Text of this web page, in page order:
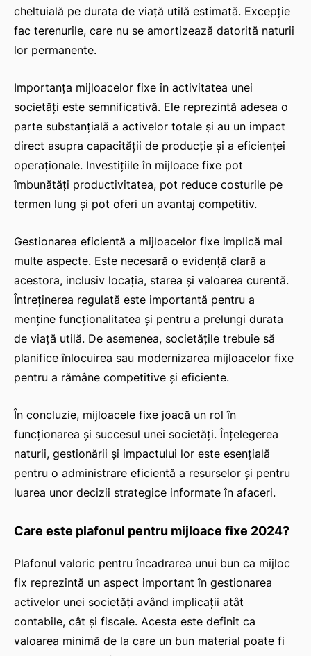
cheltuială pe durata de viață utilă estimată. Excepție
fac terenurile, care nu se amortizează datorită naturii
lor permanente.
Importanța mijloacelor fixe în activitatea unei
societăți este semnificativă. Ele reprezintă adesea o
parte substanțială a activelor totale și au un impact
direct asupra capacității de producție și a eficienței
operaționale. Investițiile în mijloace fixe pot
îmbunătăți productivitatea, pot reduce costurile pe
termen lung și pot oferi un avantaj competitiv.
Gestionarea eficientă a mijloacelor fixe implică mai
multe aspecte. Este necesară o evidență clară a
acestora, inclusiv locația, starea și valoarea curentă.
Întreținerea regulată este importantă pentru a
menține funcționalitatea și pentru a prelungi durata
de viață utilă. De asemenea, societățile trebuie să
planifice înlocuirea sau modernizarea mijloacelor fixe
pentru a rămâne competitive și eficiente.
În concluzie, mijloacele fixe joacă un rol în
funcționarea și succesul unei societăți. Înțelegerea
naturii, gestionării și impactului lor este esențială
pentru o administrare eficientă a resurselor și pentru
luarea unor decizii strategice informate în afaceri.
Care este plafonul pentru mijloace fixe 2024?
Plafonul valoric pentru încadrarea unui bun ca mijloc
fix reprezintă un aspect important în gestionarea
activelor unei societăți având implicații atât
contabile, cât și fiscale. Acesta este definit ca
valoarea minimă de la care un bun material poate fi